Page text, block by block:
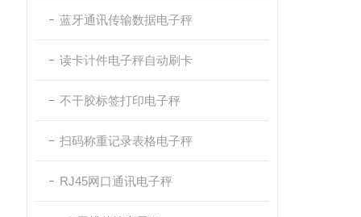
蓝牙通讯传输数据电子秤
读卡计件电子秤自动刷卡
不干胶标签打印电子秤
扫码称重记录表格电子秤
RJ45网口通讯电子秤